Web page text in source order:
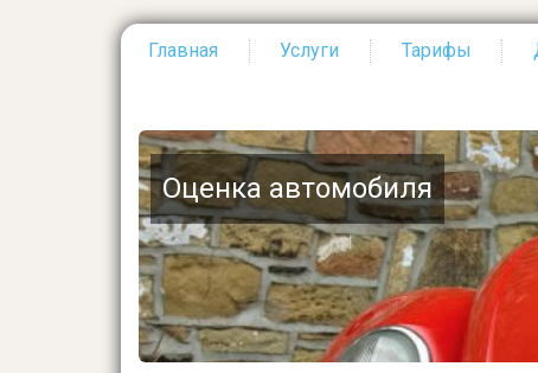
Главная Услуги Тарифы
Оценка автомобиля